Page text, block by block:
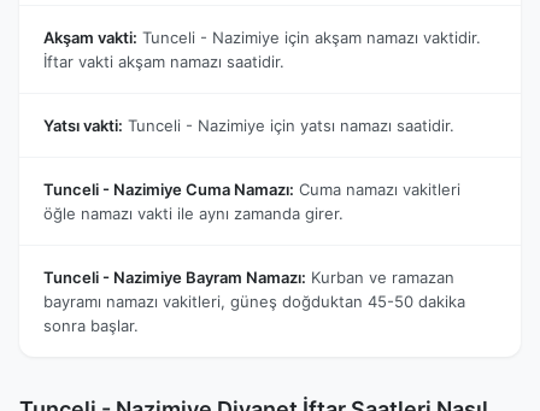
Akşam vakti: Tunceli - Nazimiye için akşam namazı vaktidir.
İftar vakti akşam namazı saatidir.
Yatsı vakti: Tunceli - Nazimiye için yatsı namazı saatidir.
Tunceli - Nazimiye Cuma Namazı: Cuma namazı vakitleri
öğle namazı vakti ile aynı zamanda girer.
Tunceli - Nazimiye Bayram Namazı: Kurban ve ramazan
bayramı namazı vakitleri, güneş doğduktan 45-50 dakika
sonra başlar.